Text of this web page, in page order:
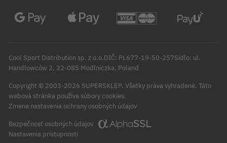
Cool Sport Distribution sp. z o.o.DIČ: PL677-19-50-257Sídlo: ul.
Handlowców 2, 32-085 Modlniczka, Poland
Copyright © 2003-2026 SUPERSKLEP. Všetky práva vyhradené. Táto
webová stránka používa súbory cookies.
Zmena nastavenia ochrany osobných údajov
Bezpečnosť osobných údajov
Nastavenia prístupnosti